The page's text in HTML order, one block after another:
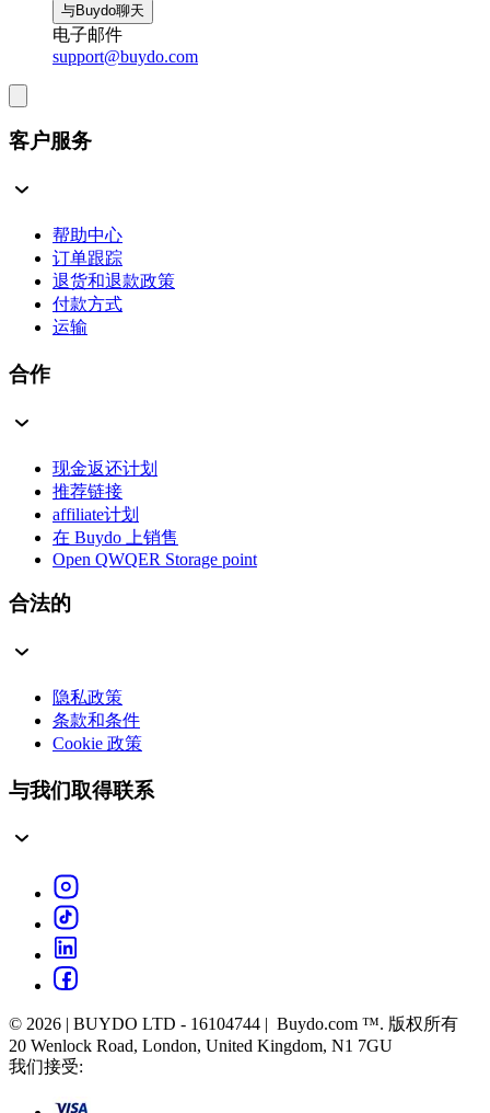
与Buydo聊天
电子邮件
support@buydo.com
客户服务
帮助中心
订单跟踪
退货和退款政策
付款方式
运输
合作
现金返还计划
推荐链接
affiliate计划
在 Buydo 上销售
Open QWQER Storage point
合法的
隐私政策
条款和条件
Cookie 政策
与我们取得联系
© 2026 | BUYDO LTD - 16104744 | Buydo.com ™. 版权所有
20 Wenlock Road, London, United Kingdom, N1 7GU
我们接受: